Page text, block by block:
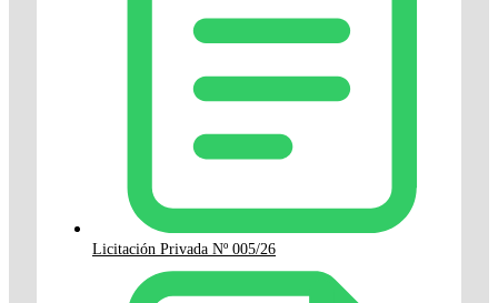
Licitación Privada Nº 005/26